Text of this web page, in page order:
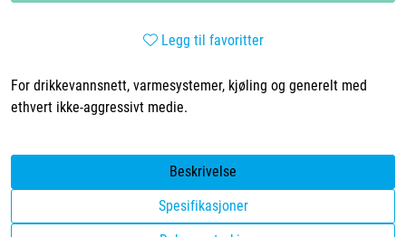
Legg til favoritter
For drikkevannsnett, varmesystemer, kjøling og generelt med
ethvert ikke-aggressivt medie.
Beskrivelse
Spesifikasjoner